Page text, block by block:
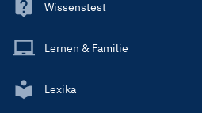
Wissenstest
Lernen & Familie
Lexika